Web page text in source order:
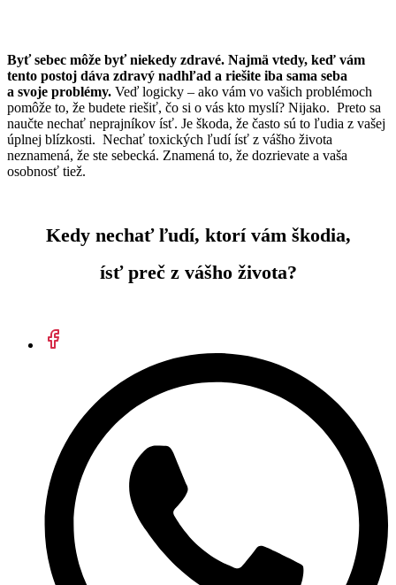
Byť sebec môže byť niekedy zdravé. Najmä vtedy, keď vám
tento postoj dáva zdravý nadhľad a riešite iba sama seba
a svoje problémy. Veď logicky – ako vám vo vašich problémoch
pomôže to, že budete riešiť, čo si o vás kto myslí? Nijako. Preto sa
naučte nechať neprajníkov ísť. Je škoda, že často sú to ľudia z vašej
úplnej blízkosti. Nechať toxických ľudí ísť z vášho života
neznamená, že ste sebecká. Znamená to, že dozrievate a vaša
osobnosť tiež.
Kedy nechať ľudí, ktorí vám škodia,
ísť preč z vášho života?